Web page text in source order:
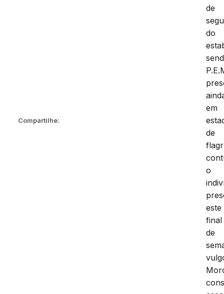
Compartilhe:
de
do
em
de
o
este
final
de